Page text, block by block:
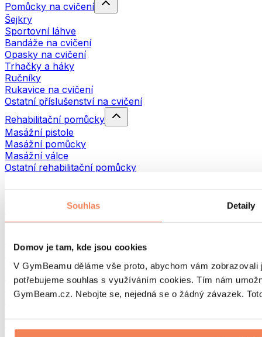
Souhlas Detaily
Domov je tam, kde jsou cookies
V GymBeamu děláme vše proto, abychom vám
potřebujeme souhlas s využíváním cookies. Tím nám
GymBeam.cz. Nebojte se, nejedná se o žádný závazek.
Pomůcky na cvičení
Šejkry
Sportovní láhve
Bandáže na cvičení
Opasky na cvičení
Trhačky a háky
Ručníky
Rukavice na cvičení
Ostatní příslušenství na cvičení
Rehabilitační pomůcky
Masážní pistole
Masážní pomůcky
Masážní válce
Ostatní rehabilitační pomůcky
Batohy
Běh
Bojové sporty
Cyklistika
Jóga a pilates
Otužování
Turistika